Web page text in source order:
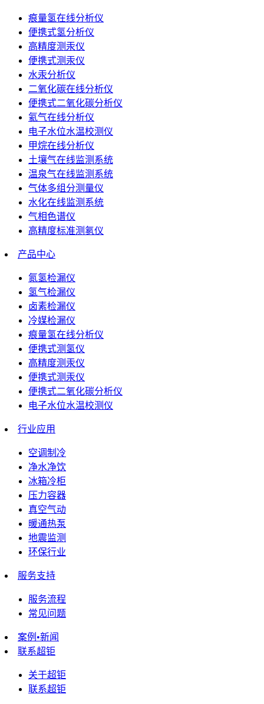
痕量氢在线分析仪
便携式氢分析仪
高精度测汞仪
便携式测汞仪
水汞分析仪
二氧化碳在线分析仪
便携式二氧化碳分析仪
氦气在线分析仪
电子水位水温校测仪
甲烷在线分析仪
土壤气在线监测系统
温泉气在线监测系统
气体多组分测量仪
水化在线监测系统
气相色谱仪
高精度标准测氡仪
产品中心
氮氢检漏仪
氢气检漏仪
卤素检漏仪
冷媒检漏仪
痕量氢在线分析仪
便携式测氢仪
高精度测汞仪
便携式测汞仪
便携式二氧化碳分析仪
电子水位水温校测仪
行业应用
空调制冷
净水净饮
冰箱冷柜
压力容器
真空气动
暖通热泵
地震监测
环保行业
服务支持
服务流程
常见问题
案例•新闻
联系超钜
关于超钜
联系超钜